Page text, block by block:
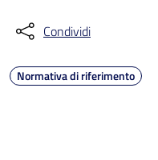
Condividi
Normativa di riferimento